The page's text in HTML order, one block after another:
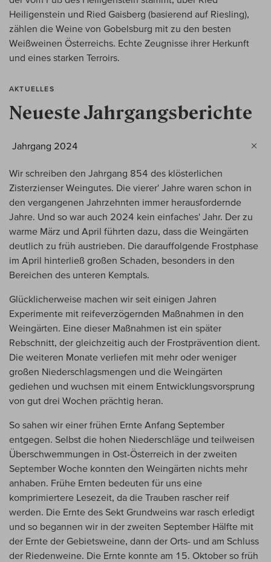
Heiligenstein und Ried Gaisberg (basierend auf Riesling),
zählen die Weine von Gobelsburg mit zu den besten
Weißweinen Österreichs. Echte Zeugnisse ihrer Herkunft
und eines starken Terroirs.
AKTUELLES
Neueste Jahrgangsberichte
Jahrgang 2024
Wir schreiben den Jahrgang 854 des klösterlichen
Zisterzienser Weingutes. Die vierer' Jahre waren schon in
den vergangenen Jahrzehnten immer herausfordernde
Jahre. Und so war auch 2024 kein einfaches' Jahr. Der zu
warme März und April führten dazu, dass die Weingärten
deutlich zu früh austrieben. Die darauffolgende Frostphase
im April hinterließ großen Schaden, besonders in den
Bereichen des unteren Kemptals.
Glücklicherweise machen wir seit einigen Jahren
Experimente mit reifeverzögernden Maßnahmen in den
Weingärten. Eine dieser Maßnahmen ist ein später
Rebschnitt, der gleichzeitig auch der Frostprävention dient.
Die weiteren Monate verliefen mit mehr oder weniger
großen Niederschlagsmengen und die Weingärten
gediehen und wuchsen mit einem Entwicklungsvorsprung
von gut drei Wochen prächtig heran.
So sahen wir einer frühen Ernte Anfang September
entgegen. Selbst die hohen Niederschläge und teilweisen
Überschwemmungen in Ost-Österreich in der zweiten
September Woche konnten den Weingärten nichts mehr
anhaben. Frühe Ernten bedeuten für uns eine
komprimiertere Lesezeit, da die Trauben rascher reif
werden. Die Ernte des Sekt Grundweins war rasch erledigt
und so begannen wir in der zweiten September Hälfte mit
der Ernte der Gebietsweine, dann der Orts- und am Schluss
der Riedenweine. Die Ernte konnte am 15. Oktober so früh